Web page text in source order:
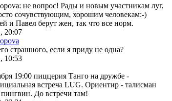
не вопрос! Рады и новым участникам луг,
сочувствующим, хорошим человекам:-)
и Павел берут жен, так что все норм.
20:07
страшного, если я приду не одна?
10:53
19:00 пиццерия Танго на дружбе -
встреча LUG. Ориентир - талисман
пингвин. До встречи там!